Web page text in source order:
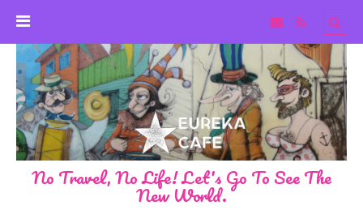
No Travel, No Life! Let's Go To See The
New World.